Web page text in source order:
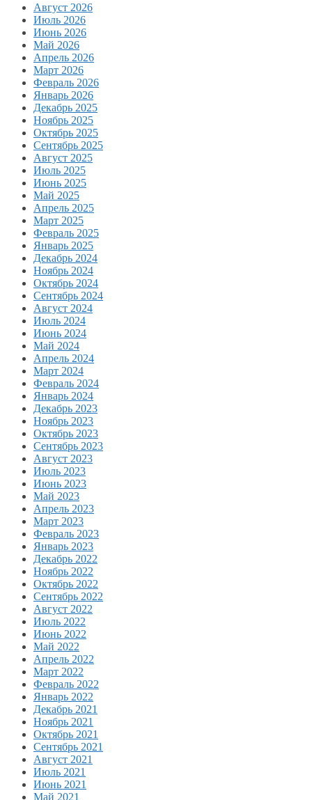
Август 2026
Июль 2026
Июнь 2026
Май 2026
Апрель 2026
Март 2026
Февраль 2026
Январь 2026
Декабрь 2025
Ноябрь 2025
Октябрь 2025
Сентябрь 2025
Август 2025
Июль 2025
Июнь 2025
Май 2025
Апрель 2025
Март 2025
Февраль 2025
Январь 2025
Декабрь 2024
Ноябрь 2024
Октябрь 2024
Сентябрь 2024
Август 2024
Июль 2024
Июнь 2024
Май 2024
Апрель 2024
Март 2024
Февраль 2024
Январь 2024
Декабрь 2023
Ноябрь 2023
Октябрь 2023
Сентябрь 2023
Август 2023
Июль 2023
Июнь 2023
Май 2023
Апрель 2023
Март 2023
Февраль 2023
Январь 2023
Декабрь 2022
Ноябрь 2022
Октябрь 2022
Сентябрь 2022
Август 2022
Июль 2022
Июнь 2022
Май 2022
Апрель 2022
Март 2022
Февраль 2022
Январь 2022
Декабрь 2021
Ноябрь 2021
Октябрь 2021
Сентябрь 2021
Август 2021
Июль 2021
Июнь 2021
Май 2021